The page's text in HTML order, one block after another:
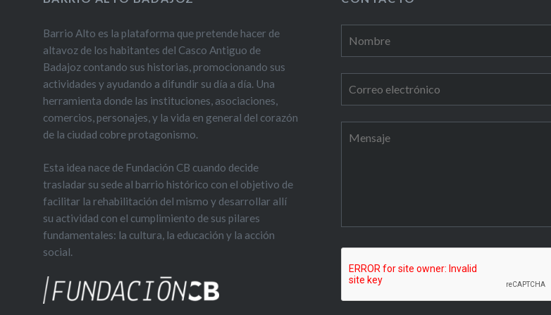
Barrio Alto es la plataforma que pretende hacer de
altavoz de los habitantes del Casco Antiguo de
Badajoz contando sus historias, promocionando sus
actividades y ayudando a difundir su día a día. Una
herramienta donde las instituciones, asociaciones,
comercios, personajes, y la vida en general del corazón
de la ciudad cobre protagonismo.
Esta idea nace de Fundación CB cuando decide
trasladar su sede al barrio histórico con el objetivo de
facilitar la rehabilitación del mismo y desarrollar allí
su actividad con el cumplimiento de sus pilares
fundamentales: la cultura, la educación y la acción
social.